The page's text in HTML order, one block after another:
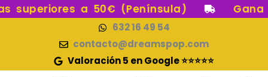
Ir
a 50€ (Península) Gana
632 16 49 54
contacto@dreamspop.com
Valoración 5 en Google ⭐⭐⭐⭐⭐